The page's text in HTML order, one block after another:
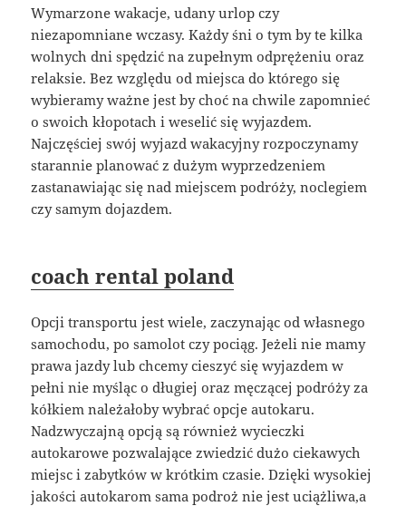
Wymarzone wakacje, udany urlop czy
niezapomniane wczasy. Każdy śni o tym by te kilka
wolnych dni spędzić na zupełnym odprężeniu oraz
relaksie. Bez względu od miejsca do którego się
wybieramy ważne jest by choć na chwile zapomnieć
o swoich kłopotach i weselić się wyjazdem.
Najczęściej swój wyjazd wakacyjny rozpoczynamy
starannie planować z dużym wyprzedzeniem
zastanawiając się nad miejscem podróży, noclegiem
czy samym dojazdem.
coach rental poland
Opcji transportu jest wiele, zaczynając od własnego
samochodu, po samolot czy pociąg. Jeżeli nie mamy
prawa jazdy lub chcemy cieszyć się wyjazdem w
pełni nie myśląc o długiej oraz męczącej podróży za
kółkiem należałoby wybrać opcje autokaru.
Nadzwyczajną opcją są również wycieczki
autokarowe pozwalające zwiedzić dużo ciekawych
miejsc i zabytków w krótkim czasie. Dzięki wysokiej
jakości autokarom sama podroż nie jest uciążliwa,a